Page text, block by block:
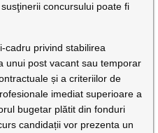
concursului poate fi
cadru privind stabilirea
unui post vacant sau temporar
și a criteriilor de
imediat superioare a
bugetar plătit din fonduri
candidații vor prezenta un